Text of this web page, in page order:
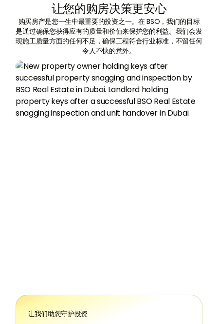
让您的购房决策更安心
购买房产是您一生中最重要的投资之一。在 BSO，我们的目标
是通过确保您获得应有的质量和价值来保护您的利益。我们会发
现施工质量方面的任何不足，确保工程符合行业标准，不留任何
令人不快的意外。
让我们助您守护投资